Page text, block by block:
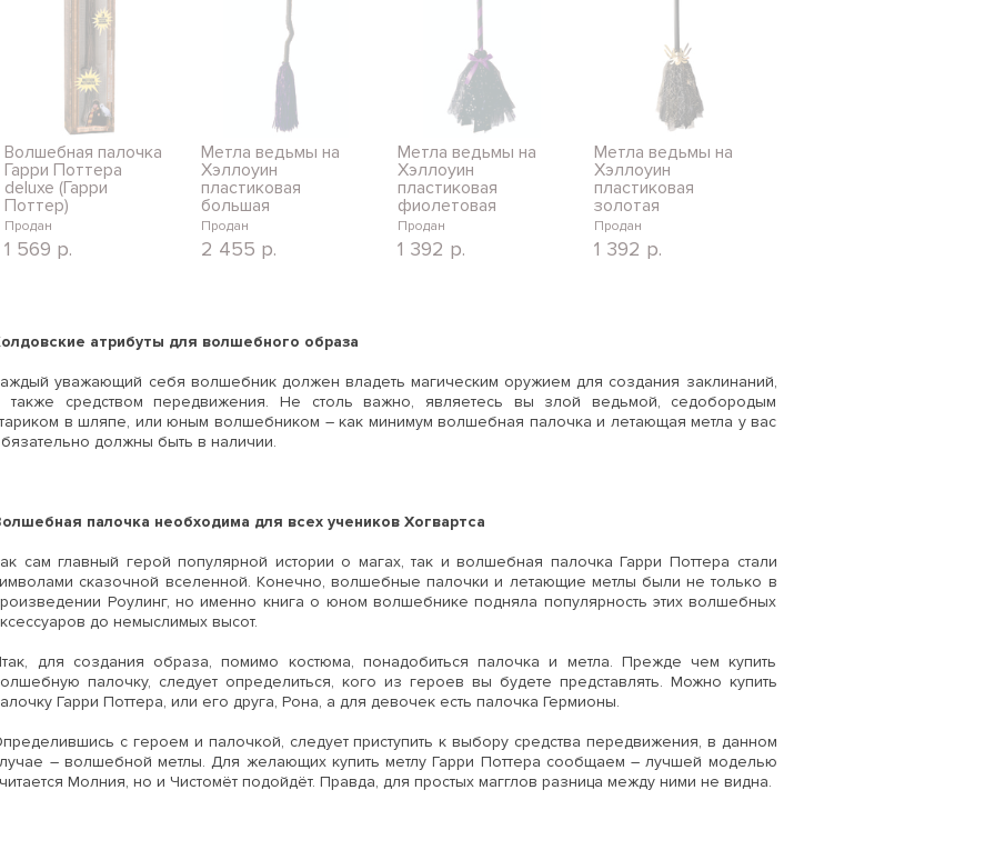
Волшебная палочка
Гарри Поттера
deluxe (Гарри
Поттер)
Продан
1 569 р.
Метла ведьмы на
Хэллоуин
пластиковая
большая
Продан
2 455 р.
Метла ведьмы на
Хэллоуин
пластиковая
фиолетовая
Продан
1 392 р.
Метла ведьмы на
Хэллоуин
пластиковая
золотая
Продан
1 392 р.
атрибуты для волшебного образа
уважающий себя волшебник должен владеть магическим оружием для создания заклинаний,
также средством передвижения. Не столь важно, являетесь вы злой ведьмой, седобородым
в шляпе, или юным волшебником – как минимум волшебная палочка и летающая метла у вас
должны быть в наличии.
палочка необходима для всех учеников Хогвартса
сам главный герой популярной истории о магах, так и волшебная палочка Гарри Поттера стали
сказочной вселенной. Конечно, волшебные палочки и летающие метлы были не только в
Роулинг, но именно книга о юном волшебнике подняла популярность этих волшебных
до немыслимых высот.
для создания образа, помимо костюма, понадобиться палочка и метла. Прежде чем купить
палочку, следует определиться, кого из героев вы будете представлять. Можно купить
Гарри Поттера, или его друга, Рона, а для девочек есть палочка Гермионы.
с героем и палочкой, следует приступить к выбору средства передвижения, в данном
– волшебной метлы. Для желающих купить метлу Гарри Поттера сообщаем – лучшей моделью
Молния, но и Чистомёт подойдёт. Правда, для простых магглов разница между ними не видна.